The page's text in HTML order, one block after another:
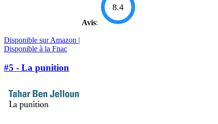
Avis:
8.4
Disponible sur Amazon |
Disponible à la Fnac
#5 - La punition